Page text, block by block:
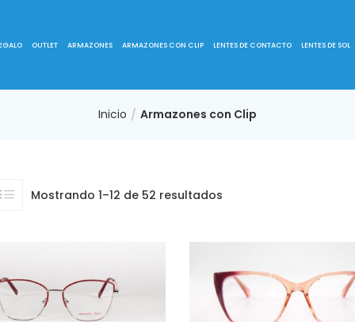
OUTLET ARMAZONES ARMAZONES CON CLIP LENTES DE CONTACTO LENTES DE SOL
Inicio Armazones con Clip
Mostrando 1–12 de 52 resultados